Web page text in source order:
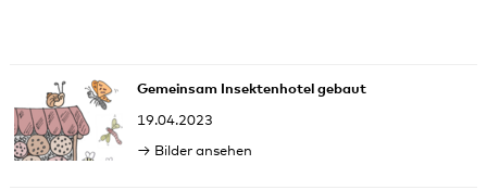
Gemeinsam Insektenhotel gebaut
19.04.2023
Bilder ansehen